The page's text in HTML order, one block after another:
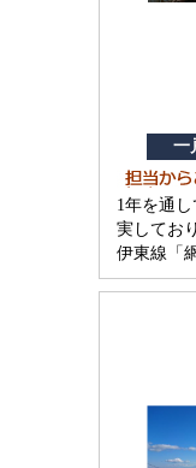
一
1年を通
実してお
伊東線「